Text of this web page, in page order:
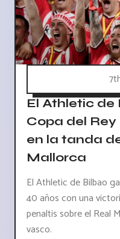
El Athletic de
Copa del
en la tanda
Mallorca
El Athletic de Bilbao
40 años con una
penaltis sobre el Real
vasco.